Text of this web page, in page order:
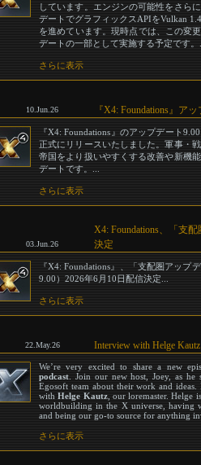
しています。エンジンの可能性をさら
デートでグラフィックスAPIをVulkan
を進めています。現時点では、この変
デートの一部として実施する予定です。
さらに表示
10.Jun.26 『X4: Foundations』ア
『X4: Foundations』のアップデート
正式にリリースいたしました。軍事・
帝国をより扱いやすくする改善や新機
デートです。...
さらに表示
03.Jun.26
X4: Foundations、「支
決定
『X4: Foundations』、「支配圏アップ
9.00）2026年6月10日配信決定...
さらに表示
22.May.26 Interview with Helge
We’re very excited to share a new
podcast . Join our new host, Joey, as
Egosoft team about their work and ideas.
withHelge Kautz, our loremaster. Helge
worldbuilding in the X universe, having
and being our go-to source for anything
さらに表示